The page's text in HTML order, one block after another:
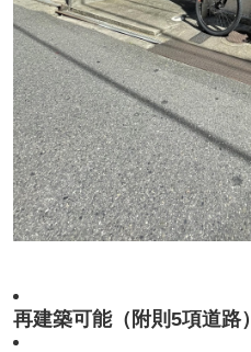
再建築可能（附則5項道路）